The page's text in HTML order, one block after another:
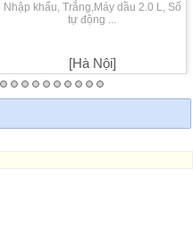
Nhập khẩu, Trắng,Máy dầu 2.0 L, Số
tự động ...
[Hà Nội]